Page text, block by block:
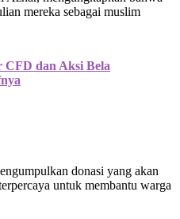
mereka sebagai muslim
CFD dan Aksi Bela
donasi yang akan
untuk membantu warga